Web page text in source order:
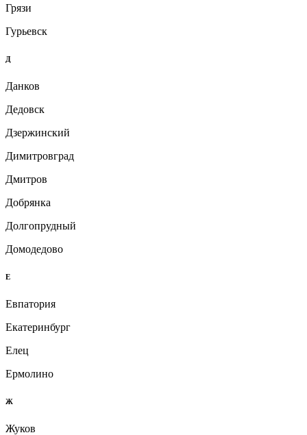
Грязи
Гурьевск
Д
Данков
Дедовск
Дзержинский
Димитровград
Дмитров
Добрянка
Долгопрудный
Домодедово
Е
Евпатория
Екатеринбург
Елец
Ермолино
Ж
Жуков